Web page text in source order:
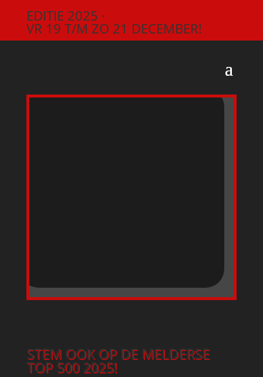
EDITIE 2025 ·
VR 19 T/M ZO 21 DECEMBER!
STEM OOK OP DE MELDERSE
TOP 500 2025!